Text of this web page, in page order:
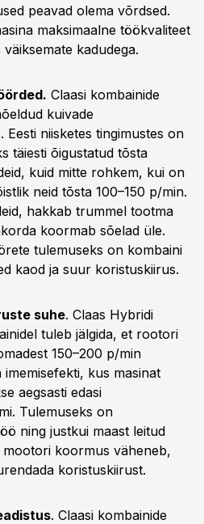
peavad olema võrdsed.
maksimaalne töökvaliteet
kadudega.
Claasi kombainide
kuivade
Eesti niisketes tingimustes on
täiesti õigustatud tõsta
kuid mitte rohkem, kui on
neid tõsta 100–150 p/min.
hakkab trummel tootma
koormab sõelad üle.
tulemuseks on kombaini
kaod ja suur koristuskiirus.
suhe. Claas Hybridi
tuleb jälgida, et rootori
150–200 p/min
kus masinat
aegsasti edasi
Tulemuseks on
ning justkui maast leitud
koormus väheneb,
koristuskiirust.
. Claasi kombainide